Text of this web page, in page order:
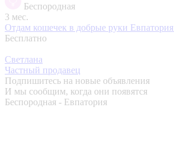
Беспородная
3 мес.
Отдам кошечек в добрые руки Евпатория
Бесплатно
Светлана
Частный продавец
Подпишитесь на новые объявления
И мы сообщим, когда они появятся
Беспородная - Евпатория